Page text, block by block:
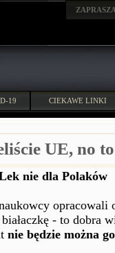
19 CIEKAWE LINKI
UE, no
nie dla Polaków
opracowali
- to dobra
nie będzie można